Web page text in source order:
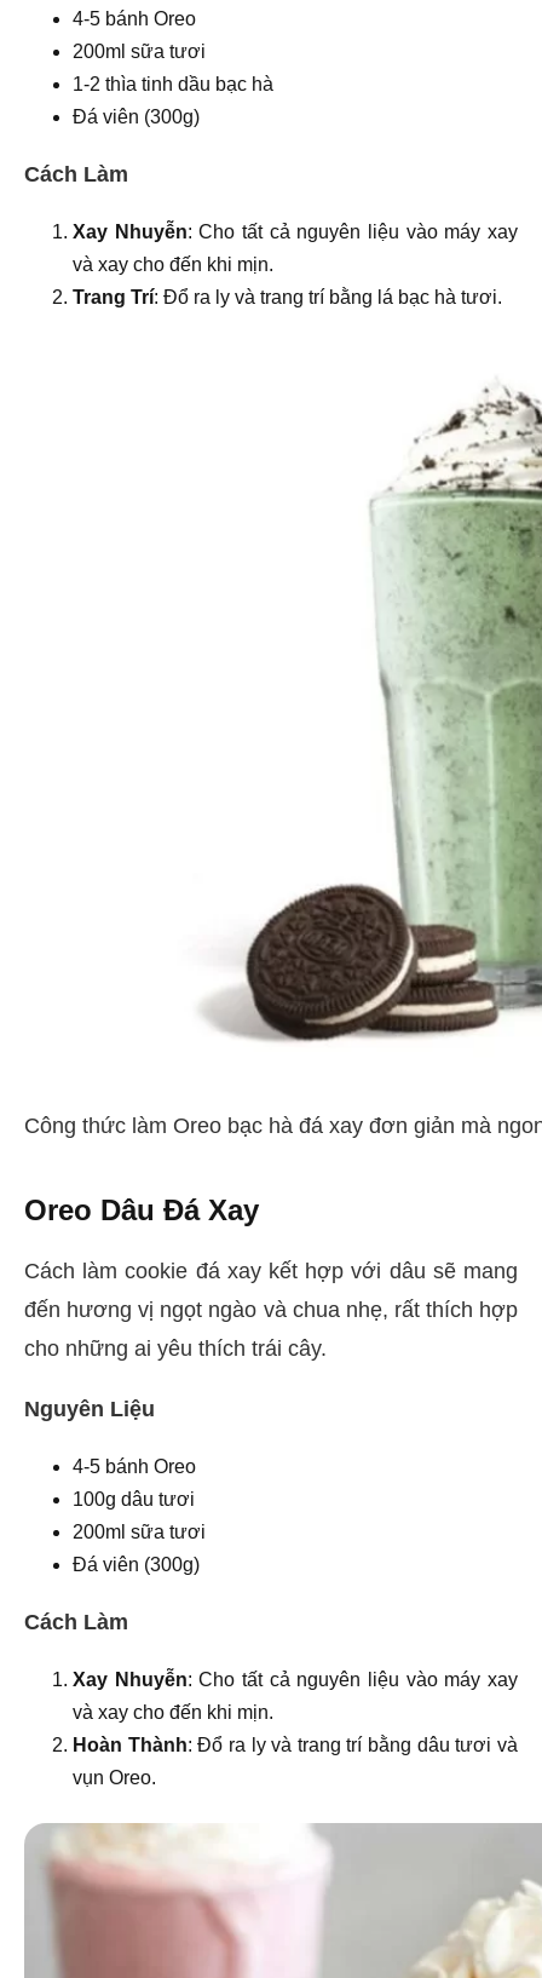
4-5 bánh Oreo
200ml sữa tươi
1-2 thìa tinh dầu bạc hà
Đá viên (300g)
Cách Làm
Xay Nhuyễn: Cho tất cả nguyên liệu vào máy xay
và xay cho đến khi mịn.
Trang Trí: Đổ ra ly và trang trí bằng lá bạc hà tươi.
Công thức làm Oreo bạc hà đá xay đơn giản mà
Oreo Dâu Đá Xay
Cách làm cookie đá xay kết hợp với dâu sẽ mang
đến hương vị ngọt ngào và chua nhẹ, rất thích hợp
cho những ai yêu thích trái cây.
Nguyên Liệu
4-5 bánh Oreo
100g dâu tươi
200ml sữa tươi
Đá viên (300g)
Cách Làm
Xay Nhuyễn: Cho tất cả nguyên liệu vào máy xay
và xay cho đến khi mịn.
Hoàn Thành: Đổ ra ly và trang trí bằng dâu tươi và
vụn Oreo.